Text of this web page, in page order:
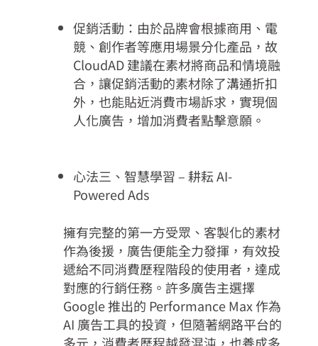
促銷活動：由於品牌會根據商用、電
競、創作者等應用場景分化產品，故
CloudAD 建議在素材將商品和情境融
合，讓促銷活動的素材除了溝通折扣
外，也能貼近消費市場訴求，實現個
人化廣告，增加消費者點擊意願。
心法三、智慧學習 – 耕耘 AI-
Powered Ads
擁有完整的第一方受眾、客製化的素材
作為後援，廣告便能全力發揮，有效投
遞給不同消費歷程階段的使用者，達成
對應的行銷任務。許多廣告主選擇
Google 推出的 Performance Max 作為
AI 廣告工具的投資，但隨著網路平台的
多元，消費者歷程越發混沌，也養成多